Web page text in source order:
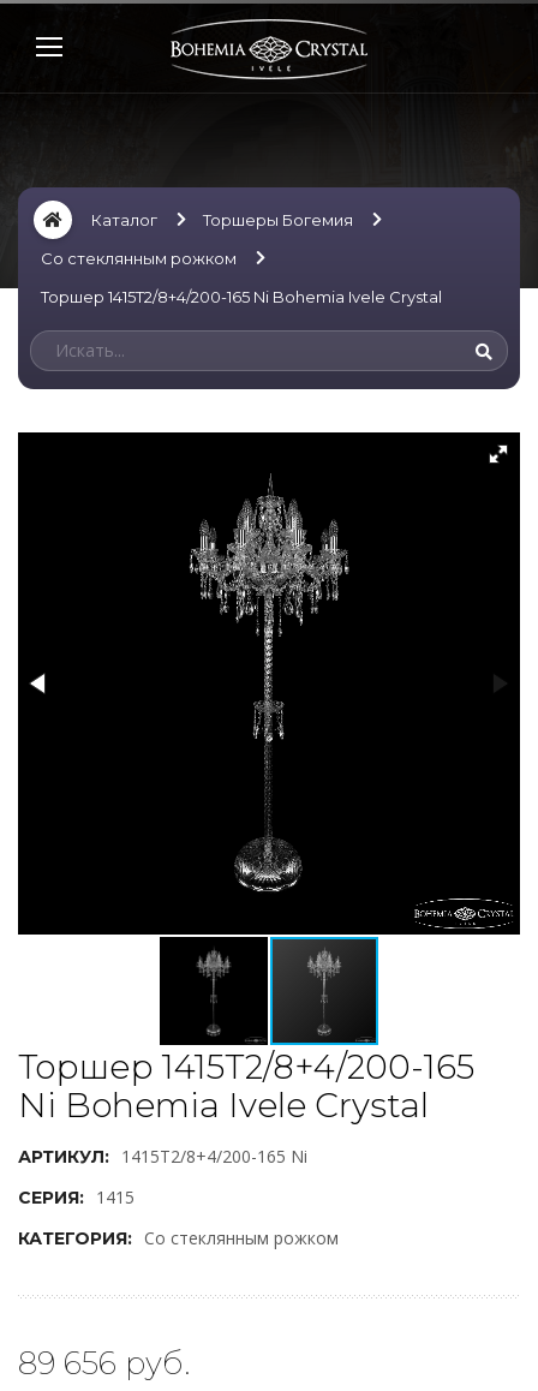
Каталог
Торшеры Богемия
Со стеклянным рожком
Торшер 1415T2/8+4/200-165 Ni Bohemia Ivele Crystal
Торшер 1415T2/8+4/200-165
Ni Bohemia Ivele Crystal
АРТИКУЛ: 1415T2/8+4/200-165 Ni
СЕРИЯ: 1415
КАТЕГОРИЯ: Со стеклянным рожком
89 656 руб.